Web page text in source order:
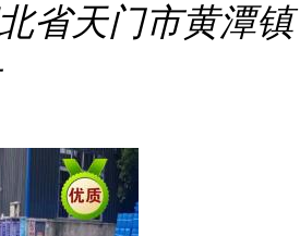
省天门市黄潭镇